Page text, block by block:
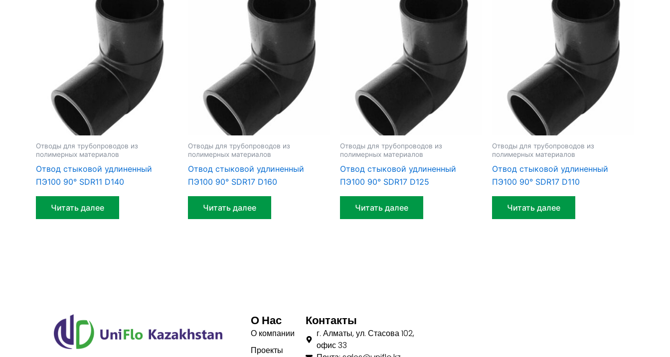
Отводы для трубопроводов из
полимерных материалов
Отвод стыковой удлиненный
ПЭ100 90° SDR11 D140
Читать далее
Отводы для трубопроводов из
полимерных материалов
Отвод стыковой удлиненный
ПЭ100 90° SDR17 D160
Читать далее
Отводы для трубопроводов из
полимерных материалов
Отвод стыковой удлиненный
ПЭ100 90° SDR17 D125
Читать далее
Отводы для трубопроводов из
полимерных материалов
Отвод стыковой удлиненный
ПЭ100 90° SDR17 D110
Читать далее
О Нас
О компании
Проекты
Контакты
г. Алматы, ул. Стасова 102,
офис 33